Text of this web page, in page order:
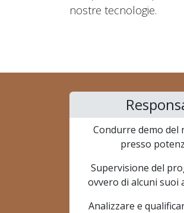
nostre tecnologie.
Condurre demo
presso
Supervisione del
ovvero di alcuni suoi
Analizzare e